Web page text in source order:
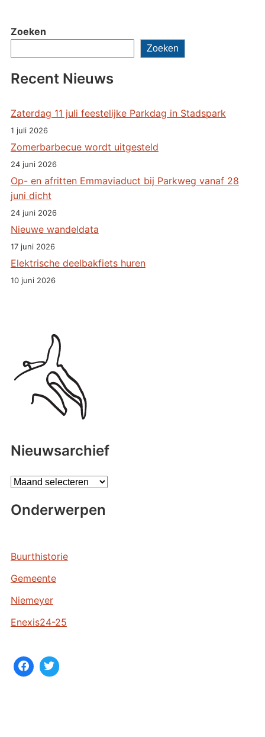
Zoeken
Zoeken
Recent Nieuws
Zaterdag 11 juli feestelijke Parkdag in Stadspark
1 juli 2026
Zomerbarbecue wordt uitgesteld
24 juni 2026
Op- en afritten Emmaviaduct bij Parkweg vanaf 28
juni dicht
24 juni 2026
Nieuwe wandeldata
17 juni 2026
Elektrische deelbakfiets huren
10 juni 2026
Nieuwsarchief
A
c
e
e
n
Onderwerpen
Buurthistorie
Gemeente
Niemeyer
Enexis24-25